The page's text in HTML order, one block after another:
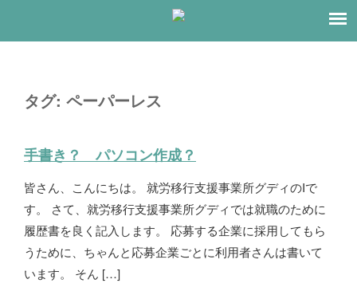
タグ: ペーパーレス
手書き？ パソコン作成？
皆さん、こんにちは。 就労移行支援事業所グディのIで
す。 さて、就労移行支援事業所グディでは就職のために
履歴書を良く記入します。 応募する企業に採用してもら
うために、ちゃんと応募企業ごとに利用者さんは書いて
います。 そん […]